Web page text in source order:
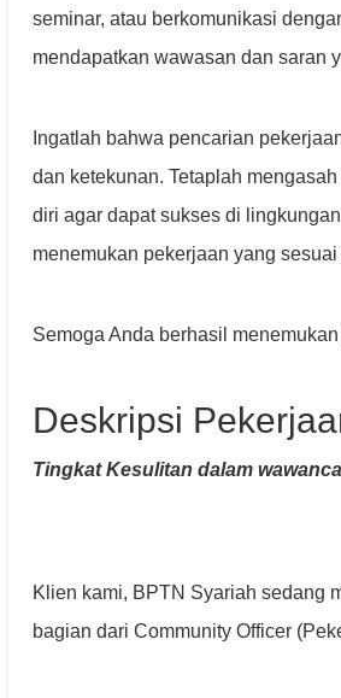
seminar, atau berkomunikasi
mendapatkan wawasan dan saran
Ingatlah bahwa pencarian
dan ketekunan. Tetaplah
diri agar dapat sukses di
menemukan pekerjaan yang
Semoga Anda berhasil
Deskripsi
Tingkat Kesulitan dalam
Klien kami, BPTN Syariah sedang
bagian dari Community Officer